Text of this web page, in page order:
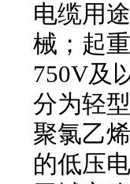
电缆用
械；起
750V及
分为轻
聚氯乙
的低压